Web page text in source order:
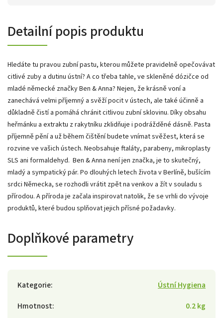
Detailní popis produktu
Hledáte tu pravou zubní pastu, kterou můžete pravidelně opečovávat
citlivé zuby a dutinu ústní? A co třeba tahle, ve skleněné dózičce od
mladé německé značky Ben & Anna? Nejen, že krásně voní a
zanechává velmi příjemný a svěží pocit v ústech, ale také účinně a
důkladně čistí a pomáhá chránit citlivou zubní sklovinu. Díky obsahu
heřmánku a extraktu z rakytníku zklidňuje i podrážděné dásně. Pasta
příjemně pění a už během čištění budete vnímat svěžest, která se
rozvine ve vašich ústech. Neobsahuje ftaláty, parabeny, mikroplasty
SLS ani formaldehyd. Ben & Anna není jen značka, je to skutečný,
mladý a sympatický pár. Po dlouhých letech života v Berlíně, bušícím
srdci Německa, se rozhodli vrátit zpět na venkov a žít v souladu s
přírodou. A příroda je začala inspirovat natolik, že se vrhli do vývoje
produktů, které budou splňovat jejich přísné požadavky.
Doplňkové parametry
Kategorie:
Ústní Hygiena
Hmotnost:
0.2 kg